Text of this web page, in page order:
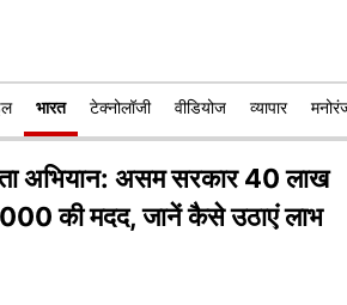
भारत टेक्नोलॉजी वीडियोज व्यापार
अभियान: असम सरकार 40 लाख
की मदद, जानें कैसे उठाएं लाभ